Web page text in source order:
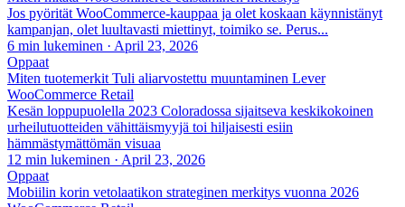
Jos pyörität WooCommerce-kauppaa ja olet koskaan käynnistänyt
kampanjan, olet luultavasti miettinyt, toimiko se. Perus...
6 min lukeminen · April 23, 2026
Oppaat
Miten tuotemerkit Tuli aliarvostettu muuntaminen Lever
WooCommerce Retail
Kesän loppupuolella 2023 Coloradossa sijaitseva keskikokoinen
urheilutuotteiden vähittäismyyjä toi hiljaisesti esiin
hämmästymättömän visuaa
12 min lukeminen · April 23, 2026
Oppaat
Mobiilin korin vetolaatikon strateginen merkitys vuonna 2026